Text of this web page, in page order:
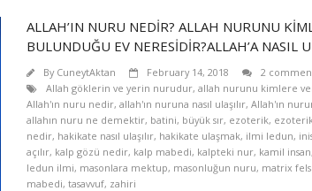
ALLAH’IN NURU NEDİR? ALLAH NURUNU
BULUNDUĞU EV NERESİDİR?ALLAH’A NASIL
By CuneytAktan February 14, 2018 2
Allah göklerin ve yerin nurudur, allah nurunu kimlere
Allah'ın nuru nedir, allah'ın nuruna nasıl ulaşılır, Allah'ın
allahın nuru ne demektir, batini, büyük sır, ezoterik,
nedir, hakikate nasıl ulaşılır, hakikate ulaşmak, ilmi ledun,
açılır, kalp gözü nedir, kalp mabedi, kalpteki nur, kamil insan,
ledun ilmi, masonlara mektup, masonluğun nuru, matrix
mabedi, tasavvuf, zahiri